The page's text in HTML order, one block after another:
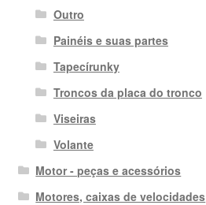
Outro
Painéis e suas partes
Tapecírunky
Troncos da placa do tronco
Viseiras
Volante
Motor - peças e acessórios
Motores, caixas de velocidades